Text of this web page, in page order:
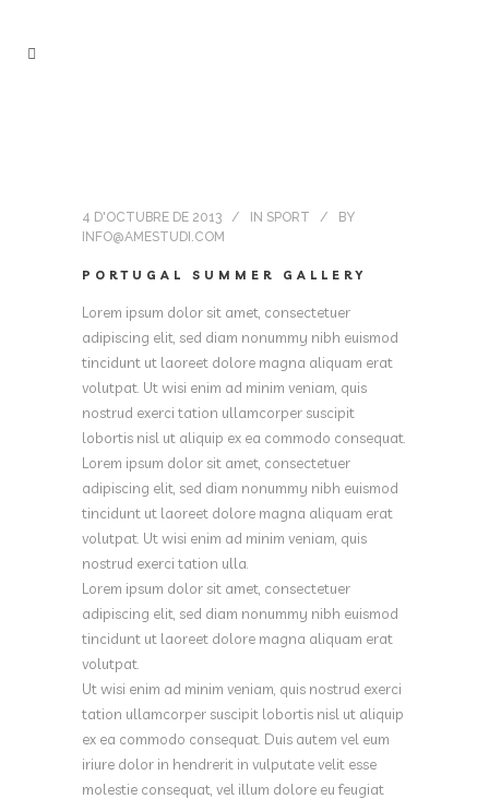
4 D'OCTUBRE DE 2013 IN SPORT
BY
INFO@AMESTUDI.COM
PORTUGAL SUMMER GALLERY
Lorem ipsum dolor sit amet, consectetuer
adipiscing elit, sed diam nonummy nibh euismod
tincidunt ut laoreet dolore magna aliquam erat
volutpat. Ut wisi enim ad minim veniam, quis
nostrud exerci tation ullamcorper suscipit
lobortis nisl ut aliquip ex ea commodo consequat.
Lorem ipsum dolor sit amet, consectetuer
adipiscing elit, sed diam nonummy nibh euismod
tincidunt ut laoreet dolore magna aliquam erat
volutpat. Ut wisi enim ad minim veniam, quis
nostrud exerci tation ulla.
Lorem ipsum dolor sit amet, consectetuer
adipiscing elit, sed diam nonummy nibh euismod
tincidunt ut laoreet dolore magna aliquam erat
volutpat.
Ut wisi enim ad minim veniam, quis nostrud exerci
tation ullamcorper suscipit lobortis nisl ut aliquip
ex ea commodo consequat. Duis autem vel eum
iriure dolor in hendrerit in vulputate velit esse
molestie consequat, vel illum dolore eu feugiat